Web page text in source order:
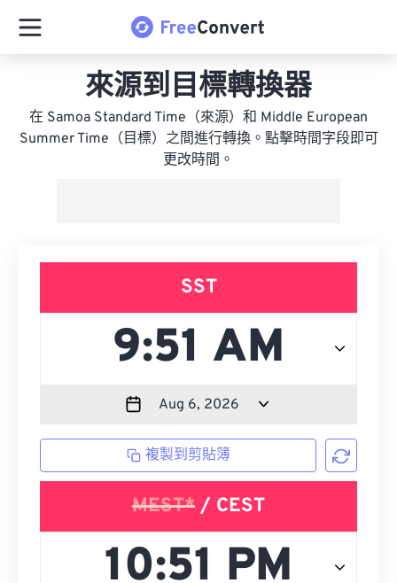
來源到目標轉換器
在 Samoa Standard Time（來源）和 Middle European
Summer Time（目標）之間進行轉換。點擊時間字段即可
更改時間。
SST
複製到剪貼簿
MEST* / CEST